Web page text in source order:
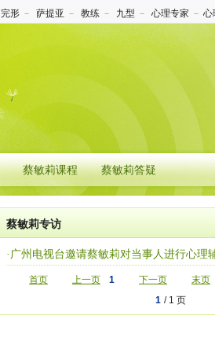
完形 － 萨提亚 － 教练 － 九型 － 心理专家 － 心
蔡敏莉课程 蔡敏莉答疑
蔡敏莉专访
· 广州电视台邀请蔡敏莉对当事人进行心理辅
首页 上一页 1 下一页 末页
1 / 1 页